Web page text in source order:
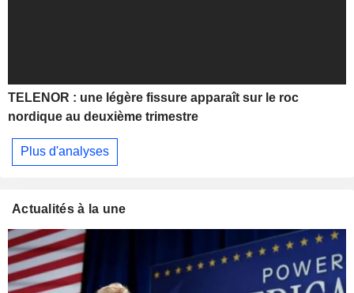
TELENOR : une légère fissure apparaît sur le roc
nordique au deuxième trimestre
Plus d'analyses
Actualités à la une